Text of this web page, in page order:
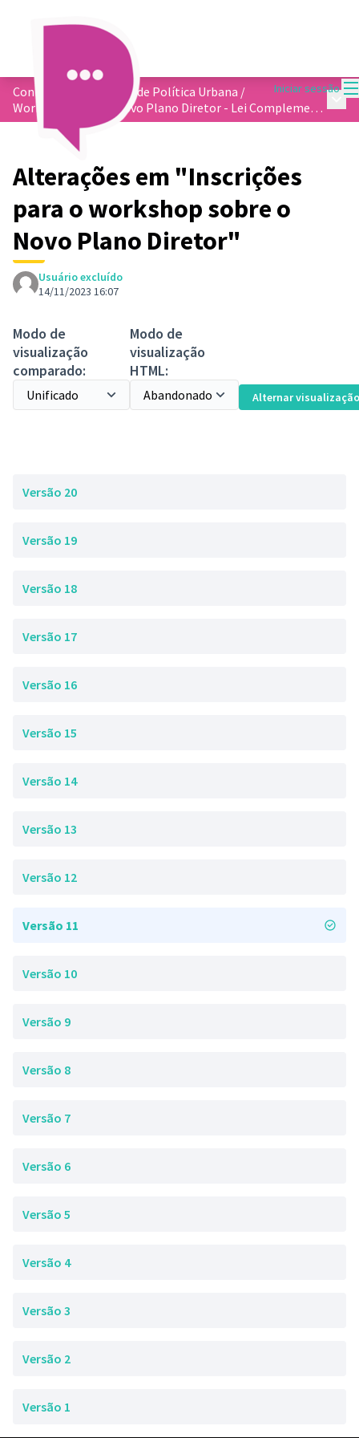
Iniciar sessão
Conferência Municipal de Política Urbana /
Workshop sobre o Novo Plano Diretor - Lei Complementar 362/2023
Alterações em "Inscrições
para o workshop sobre o
Novo Plano Diretor"
Usuário excluído
14/11/2023 16:07
Modo de
visualização
comparado:
Modo de
visualização
HTML:
Alternar visualização
Versão 20
Versão 19
Versão 18
Versão 17
Versão 16
Versão 15
Versão 14
Versão 13
Versão 12
Versão 11
Versão 10
Versão 9
Versão 8
Versão 7
Versão 6
Versão 5
Versão 4
Versão 3
Versão 2
Versão 1